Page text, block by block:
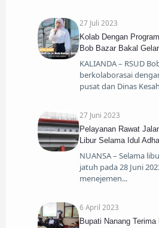
27 Juli 2023
Kolab Dengan
Bob Bazar Bakal
KALIANDA – RSUD
berkolaborasai
pusat dan Dinas
27 Juni 2023
Pelayanan Rawat
Libur Selama Idul
NUANSA – Selama
jatuh pada 28 Juni
menejemen
6 April 2023
Bupati Nanang